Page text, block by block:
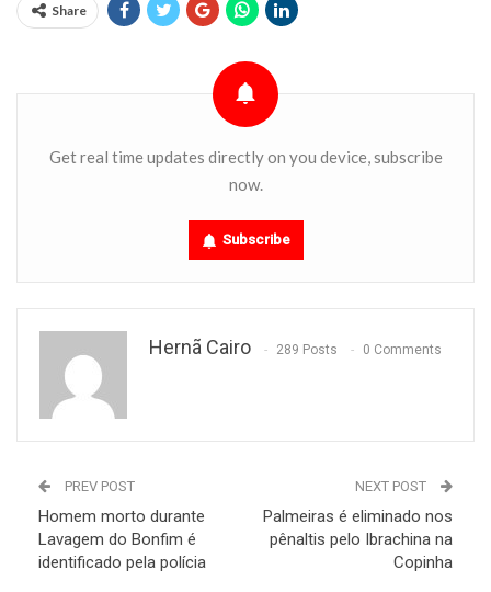
Share
Get real time updates directly on you device, subscribe
now.
Subscribe
Hernã Cairo 289 Posts 0 Comments
PREV POST
Homem morto durante
Lavagem do Bonfim é
identificado pela polícia
NEXT POST
Palmeiras é eliminado nos
pênaltis pelo Ibrachina na
Copinha